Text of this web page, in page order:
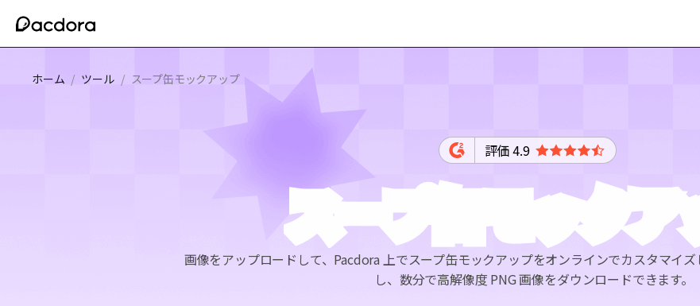
ホーム / ツール / スープ缶モックアップ
評価 4.9
スープ缶モックア
画像をアップロードして、Pacdora 上でスープ缶モックアップをオンラインでカスタマイ
し、数分で高解像度 PNG 画像をダウンロードできます。